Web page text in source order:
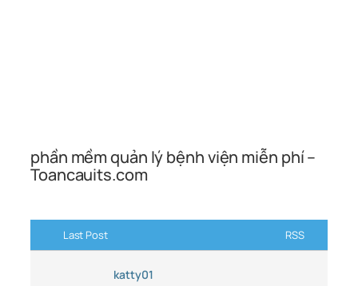
phần mềm quản lý bệnh viện miễn phí –
Toancauits.com
Last Post RSS
katty01